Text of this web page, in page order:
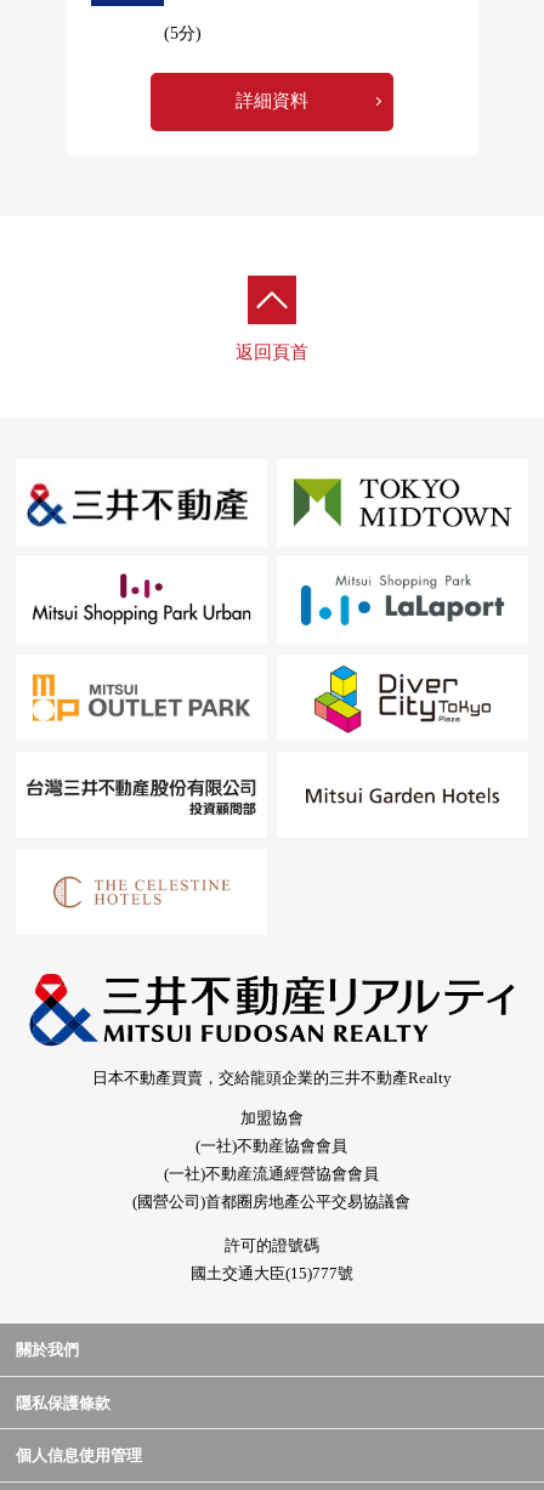
(5分)
詳細資料
返回頁首
日本不動產買賣，交給龍頭企業的三井不動產Realty
加盟協會
(一社)不動産協會會員
(一社)不動産流通經營協會會員
(國營公司)首都圈房地產公平交易協議會
許可的證號碼
國土交通大臣(15)777號
關於我們
隱私保護條款
個人信息使用管理